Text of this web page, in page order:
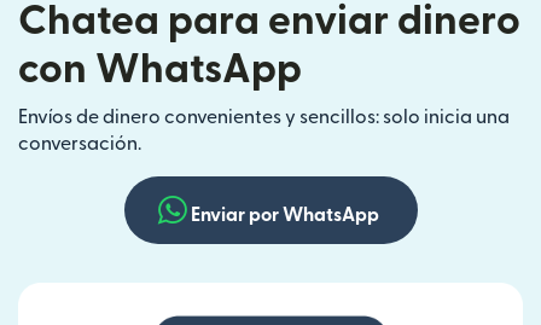
Chatea para enviar dinero
con WhatsApp
Envíos de dinero convenientes y sencillos: solo inicia una
conversación.
Enviar por WhatsApp